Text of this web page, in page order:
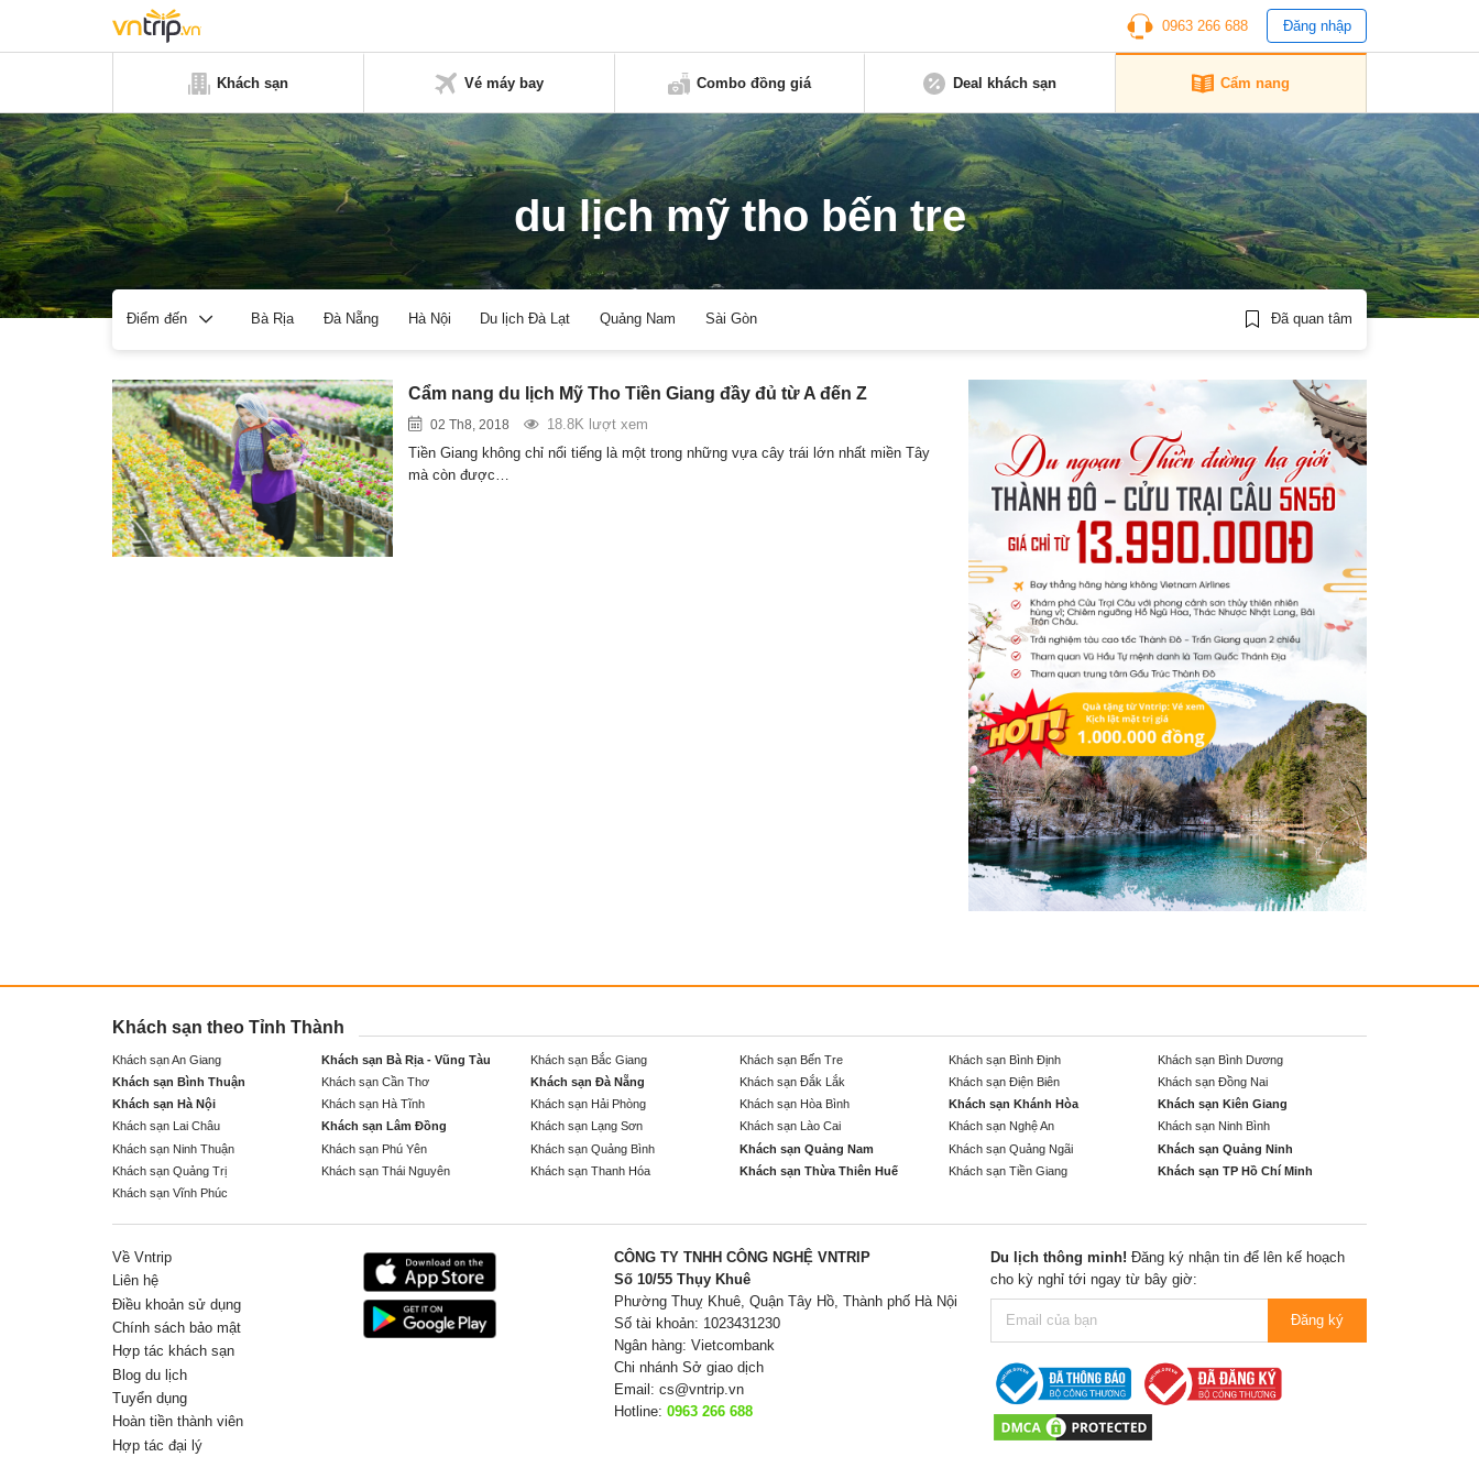
0963 266 688 Đăng nhập
Khách sạn Vé máy bay Combo đồng giá Deal khách sạn Cẩm nang
du lịch mỹ tho bến tre
Điểm đến Bà Rịa Đà Nẵng Hà Nội Du lịch Đà Lạt Quảng Nam Sài Gòn Đã quan tâm
Cẩm nang du lịch Mỹ Tho Tiền Giang đầy đủ từ A đến Z
02 Th8, 2018
18.8K lượt xem
Tiền Giang không chỉ nổi tiếng là một trong những vựa cây trái lớn nhất miền Tây
mà còn được…
Khách sạn theo Tỉnh Thành
Khách sạn An Giang Khách sạn Bà Rịa - Vũng Tàu Khách sạn Bắc Giang Khách sạn Bến Tre Khách sạn Bình Định
Khách sạn Bình Dương
Khách sạn Bình Thuận
Khách sạn Cần Thơ Khách sạn Đà Nẵng Khách sạn Đắk Lắk Khách sạn Điện Biên
Khách sạn Đồng Nai
Khách sạn Hà Nội
Khách sạn Hà Tĩnh Khách sạn Hải Phòng Khách sạn Hòa Bình Khách sạn Khánh Hòa
Khách sạn Kiên Giang
Khách sạn Lai Châu
Khách sạn Lâm Đồng Khách sạn Lạng Sơn Khách sạn Lào Cai Khách sạn Nghệ An
Khách sạn Ninh Bình
Khách sạn Ninh Thuận
Khách sạn Phú Yên Khách sạn Quảng Bình Khách sạn Quảng Nam Khách sạn Quảng Ngãi
Khách sạn Quảng Ninh
Khách sạn Quảng Trị
Khách sạn Thái Nguyên Khách sạn Thanh Hóa Khách sạn Thừa Thiên Huế Khách sạn Tiền Giang
Khách sạn TP Hồ Chí Minh
Khách sạn Vĩnh Phúc
Về Vntrip
Liên hệ
Điều khoản sử dụng
Chính sách bảo mật
Hợp tác khách sạn
Blog du lịch
Tuyển dụng
Hoàn tiền thành viên
Hợp tác đại lý
CÔNG TY TNHH CÔNG NGHỆ VNTRIP
Số 10/55 Thụy Khuê
Phường Thuỵ Khuê, Quận Tây Hồ, Thành phố Hà Nội
Số tài khoản: 1023431230
Ngân hàng: Vietcombank
Chi nhánh Sở giao dịch
Email: cs@vntrip.vn
Hotline: 0963 266 688
Du lịch thông minh! Đăng ký nhận tin để lên kế hoạch
cho kỳ nghỉ tới ngay từ bây giờ:
Đăng ký